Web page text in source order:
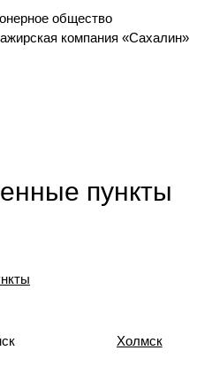
общество
компания «Сахалин»
пункты
Холмск